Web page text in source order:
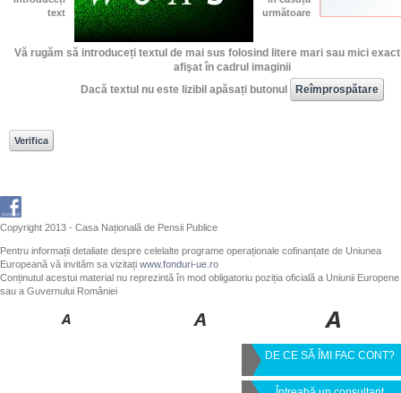
text
următoare
Vă rugăm să introduceți textul de mai sus folosind litere mari sau mici
afişat în cadrul imaginii
Dacă textul nu este lizibil apăsați butonul
Copyright 2013 - Casa Națională de Pensii Publice
Pentru informații detaliate despre celelalte programe operaționale cofinanțate de Uniunea
Europeană vă invităm sa vizitați www.fonduri-ue.ro
Conținutul acestui material nu reprezintă în mod obligatoriu poziția oficială a Uniunii Europene
sau a Guvernului României
DE CE SĂ ÎMI FAC CONT?